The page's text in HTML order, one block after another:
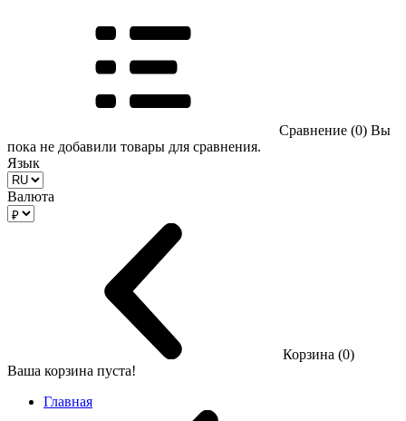
Сравнение (0) Вы
пока не добавили товары для сравнения.
Язык
Валюта
Корзина (0)
Ваша корзина пуста!
Главная